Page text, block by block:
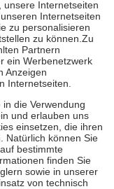
fünf Euround
als die
Apotheken.
beträgt die
Euro je
eigene Gesundheit
zu unterstützen,
18. Lebensjahr
die von der